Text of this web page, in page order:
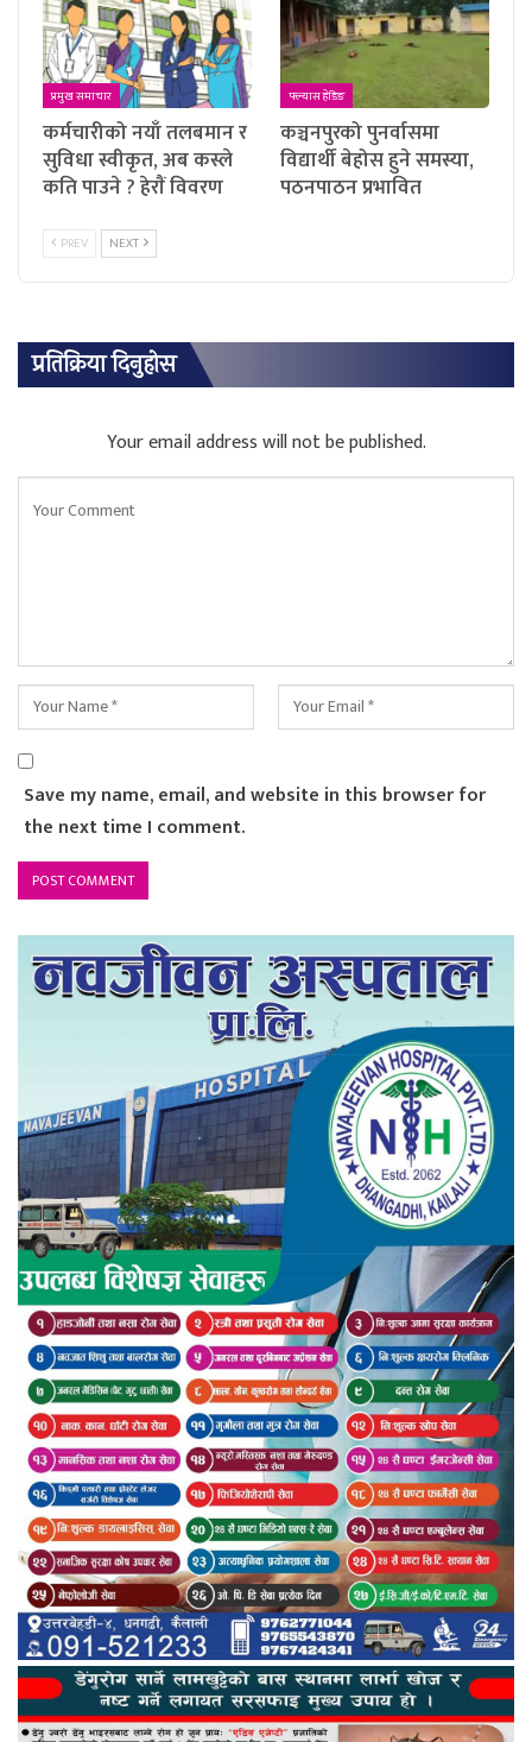
प्रमुख समाचार
कर्मचारीको नयाँ तलबमान र
सुविधा स्वीकृत, अब कस्ले
कति पाउने ? हेराैं विवरण
फ्ल्यास हेडिङ
कञ्चनपुरको पुनर्वासमा
विद्यार्थी बेहोस हुने समस्या,
पठनपाठन प्रभावित
PREV NEXT
प्रतिक्रिया दिनुहोस
Your email address will not be published.
Save my name, email, and website in this browser for
the next time I comment.